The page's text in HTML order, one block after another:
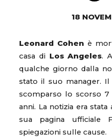
18
Leonard Cohen è
casa di Los Angeles.
qualche giorno dalla
stato il suo manager. Il
scomparso lo scorso 7
anni. La notizia era
sua pagina ufficiale
spiegazioni sulle cause.